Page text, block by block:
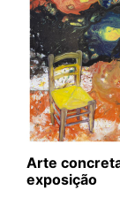
Arte
exposição